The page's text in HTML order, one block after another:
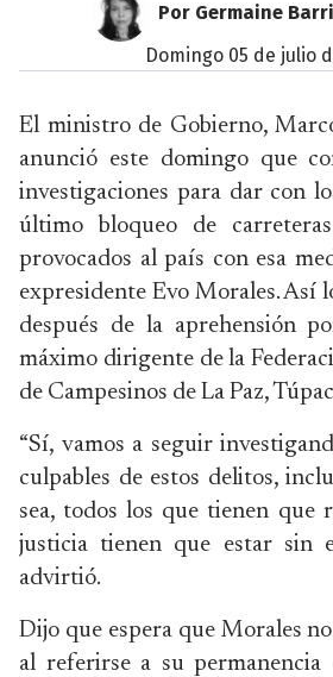
Por Germaine
domingo 05 de julio
El ministro de Gobierno,
anunció este domingo que
investigaciones para dar con
último bloqueo de
provocados al país con esa
expresidente Evo Morales. Así
después de la aprehensión
máximo dirigente de la
de Campesinos de La Paz,
“Sí, vamos a seguir
culpables de estos delitos,
sea, todos los que tienen que
justicia tienen que estar sin
advirtió.
Dijo que espera que Morales
al referirse a su permanencia